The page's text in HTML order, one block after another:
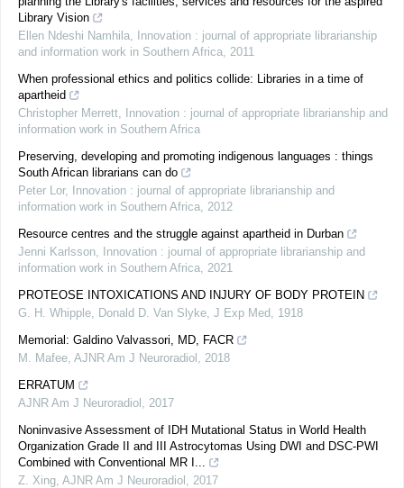
Library Vision
Ellen Ndeshi Namhila,
Innovation : journal of appropriate librarianship
and information work in Southern Africa, 2011
When professional ethics and politics collide: Libraries in a time of
apartheid
Christopher Merrett,
Innovation : journal of appropriate librarianship and
information work in Southern Africa
Preserving, developing and promoting indigenous languages : things
South African librarians can do
Peter Lor,
Innovation : journal of appropriate librarianship and
information work in Southern Africa, 2012
Resource centres and the struggle against apartheid in Durban
Jenni Karlsson,
Innovation : journal of appropriate librarianship and
information work in Southern Africa, 2021
PROTEOSE INTOXICATIONS AND INJURY OF BODY PROTEIN
G. H. Whipple, Donald D. Van Slyke, J Exp Med, 1918
Memorial: Galdino Valvassori, MD, FACR
M. Mafee, AJNR Am J Neuroradiol , 2018
ERRATUM
AJNR Am J Neuroradiol , 2017
Noninvasive Assessment of IDH Mutational Status in World Health
Organization Grade II and III Astrocytomas Using DWI and DSC-PWI
Combined with Conventional MR I...
Z. Xing, AJNR Am J Neuroradiol , 2017